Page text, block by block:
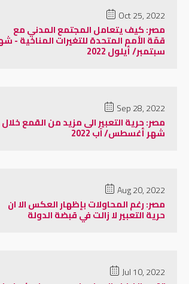
Oct 25, 2022
مصر: كيف يتعامل المجتمع المدني مع
قمّة الأمم المتحدة للتغيرات المناخية -
سبتمبر/ أيلول 2022
Sep 28, 2022
مصر: حرية التعبير الى مزيد من القمع خلال
شهر أغسطس/ آب 2022
Aug 20, 2022
مصر: رغم المحاولات بإظهار العكس الا ان
حرية التعبير لا زالت في قبضة الدولة
Jul 10, 2022